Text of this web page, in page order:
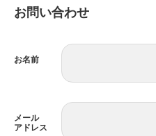
お問い合わせ
お名前
メール
アドレス